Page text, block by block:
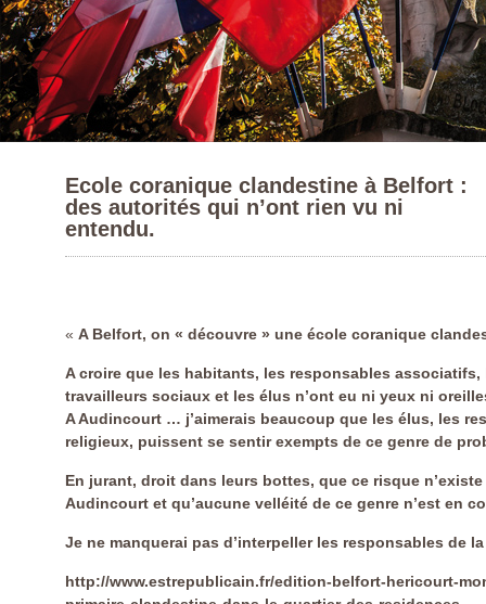
Ecole coranique clandestine à Belfort :
des autorités qui n’ont rien vu ni
entendu.
« A Belfort, on « découvre » une école coranique
A croire que les habitants, les responsables associatifs,
travailleurs sociaux et les élus n’ont eu ni yeux ni
A Audincourt … j’aimerais beaucoup que les élus, les
religieux, puissent se sentir exempts de ce genre de
En jurant, droit dans leurs bottes, que ce risque n’existe
Audincourt et qu’aucune velléité de ce genre n’est en
Je ne manquerai pas d’interpeller les responsables de
http://www.estrepublicain.fr/edition-belfort-hericourt-